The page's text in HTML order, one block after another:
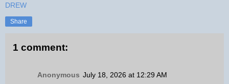
DREW
Share
1 comment:
Anonymous July 18, 2026 at 12:29 AM